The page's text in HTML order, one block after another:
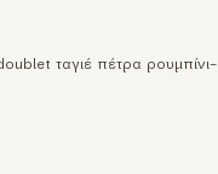
ταγιέ πέτρα ρουμπίνι-